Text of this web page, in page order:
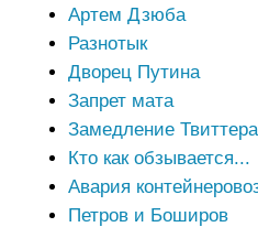
Артем Дзюба
Разнотык
Дворец Путина
Запрет мата
Замедление Твиттера
Кто как обзывается...
Авария
Петров и Боширов